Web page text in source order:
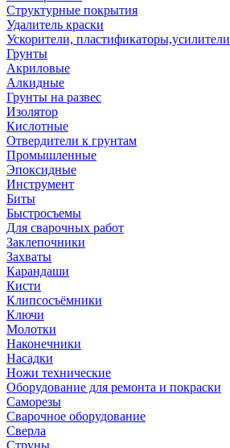
Структурные покрытия
Удалитель краски
Ускорители, пластификаторы,усилители
Грунты
Акриловые
Алкидные
Грунты на развес
Изолятор
Кислотные
Отвердители к грунтам
Промышленные
Эпоксидные
Инструмент
Биты
Быстросъемы
Для сварочных работ
Заклепочники
Захваты
Карандаши
Кисти
Клипсосъёмники
Ключи
Молотки
Наконечники
Насадки
Ножи технические
Оборудование для ремонта и покраски
Саморезы
Сварочное оборудование
Сверла
Струны